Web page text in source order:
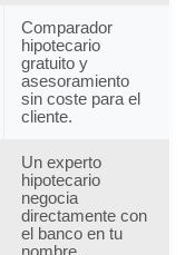
Comparador
hipotecario
gratuito y
asesoramiento
sin coste para el
cliente.
Un experto
hipotecario
negocia
directamente con
el banco en tu
nombre.